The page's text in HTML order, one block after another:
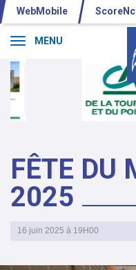
WebMobile
MENU
FÊTE DU
2025
16 juin 2025 à 19H00
Panneau de gestion des